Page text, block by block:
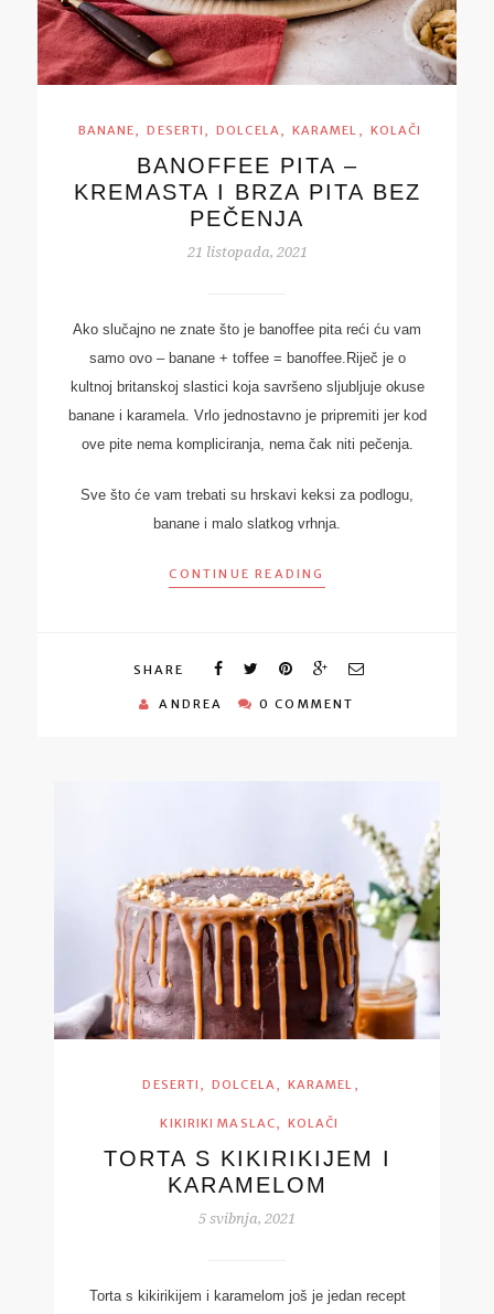
BANANE, DESERTI , DOLCELA, KARAMEL , KOLAČI
BANOFFEE PITA –
KREMASTA I BRZA PITA BEZ
PEČENJA
21 listopada, 2021
Ako slučajno ne znate što je banoffee pita reći ću vam
samo ovo – banane + toffee = banoffee.Riječ je o
kultnoj britanskoj slastici koja savršeno sljubljuje okuse
banane i karamela. Vrlo jednostavno je pripremiti jer kod
ove pite nema kompliciranja, nema čak niti pečenja.
Sve što će vam trebati su hrskavi keksi za podlogu,
banane i malo slatkog vrhnja.
CONTINUE READING
SHARE
ANDREA 0 COMMENT
DESERTI , DOLCELA , KARAMEL ,
KIKIRIKI MASLAC, KOLAČI
TORTA S KIKIRIKIJEM I
KARAMELOM
5 svibnja, 2021
Torta s kikirikijem i karamelom još je jedan recept